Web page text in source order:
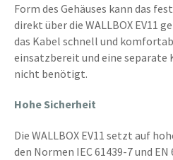
Form des Gehäuses kann das
direkt über die WALLBOX EV11
das Kabel schnell und
einsatzbereit und eine separate
nicht benötigt.
Hohe Sicherheit
Die WALLBOX EV11 setzt auf
den Normen IEC 61439-7 und EN